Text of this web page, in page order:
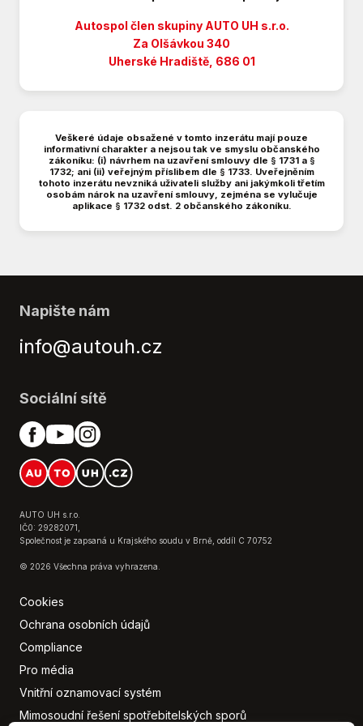
El. startér
Elektronická ruční brzda
Kožená sedadla
Kožené čalounění
LPG v TP
Litá kola
Panoramatická střecha
Parkovací senzory přední
Polohovací sedadla
Posilovač řízení
Potahy kůže
Protiprokluzový systém kol (ASR)
Pérování vzduch
Regulace výšky podvozku
Senzor opotřebení brzdových destiček
Senzor stěračů
Senzor tlaku v pneumatikách
Startování tlačítkem
Střešní okno
Střešní šíbr el.
Tažné zařízení
Tempomat
Tónovaná skla
Autospol člen skupiny AUTO UH s.r.o.
Za Olšávkou 340
Uherské Hradiště, 686 01
Veškeré údaje obsažené v tomto inzerátu mají pouze
informativní charakter a nejsou tak ve smyslu občanského
zákoníku: (i) návrhem na uzavření smlouvy dle § 1731 a §
1732; ani (ii) veřejným příslibem dle § 1733. Uveřejněním
tohoto inzerátu nevzniká uživateli služby ani jakýmkoli třetím
osobám nárok na uzavření smlouvy, zejména se vylučuje
aplikace § 1732 odst. 2 občanského zákoníku.
AUTO UH s.r.o.
IČ0: 29282071,
Společnost je zapsaná u Krajského soudu v Brně, oddíl C 70752
© 2026 Všechna práva vyhrazena.
Cookies
Ochrana osobních údajů
Compliance
Pro média
Vnitřní oznamovací systém
Mimosoudní řešení spotřebitelských sporů
Napište nám
info@autouh.cz
Sociální sítě